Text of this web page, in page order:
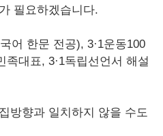
필요하겠습니다.
어 한문 전공), 3·1운동100
대표, 3·1독립선언서 해설
방향과 일치하지 않을 수도